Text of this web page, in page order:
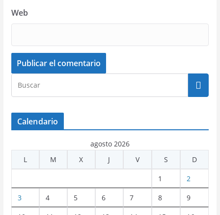
Web
Calendario
agosto 2026
L
M X J V S D
1 2
3 4 5 6 7 8 9